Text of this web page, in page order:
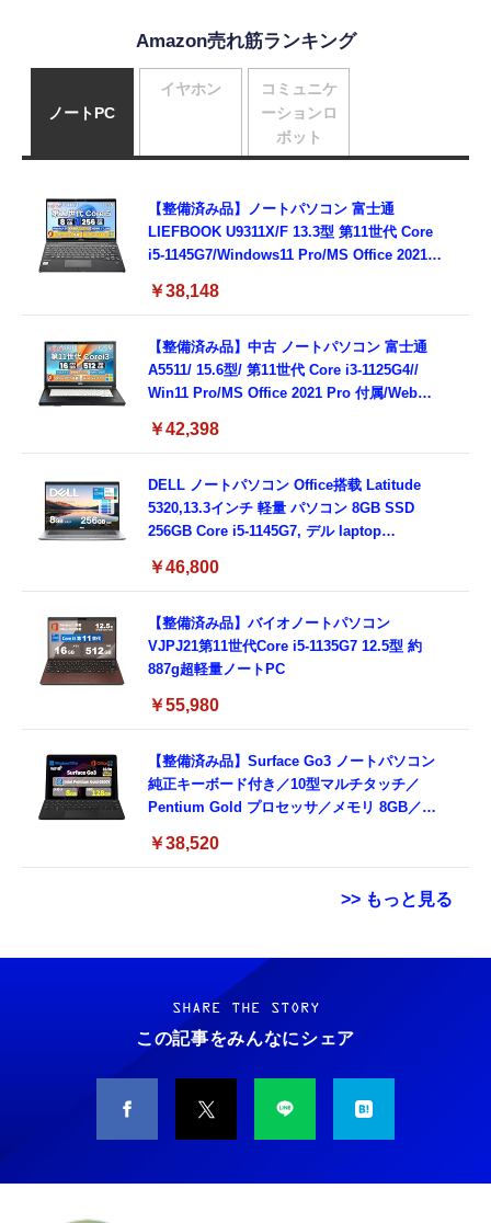
Amazon売れ筋ランキング
ノートPC
【整備済み品】ノートパソコン 富士通
LIEFBOOK U9311X/F 13.3型 第11世代 Core
i5-1145G7/Windows11 Pro/MS Office 2021搭
Type-C/360度回転対応/有線静音マウス付
8GB,SSD256GB)
￥38,148
【整備済み品】中古 ノートパソコン 富士通
A5511/ 15.6型/ 第11世代 Core i3-1125G4//
Win11 Pro/MS Office 2021 Pro 付属/Webカ
3.0)/ 有線静音マウス付属/ 180日保証（メモリ
￥42,398
DELL ノートパソコン Office搭载 Latitude
5320,13.3インチ 軽量 パソコン 8GB SSD
256GB Core i5-1145G7, デル laptop
ド付き (整備済み品)
￥46,800
【整備済み品】バイオノートパソコン
VJPJ21第11世代Core i5-1135G7 12.5型 約
887g超軽量ノートPC
￥55,980
【整備済み品】Surface Go3 ノートパソコン
純正キーボード付き／10型マルチタッチ／
Pentium Gold プロセッサ／メモリ 8GB／
Bluetooth5.0／USB-C／1080p顔認証カメラ
￥38,520
>> もっと見る
イヤホン
Grithope イヤホン タイプC【2026新モデル
耐久性】 有線イヤホン マイク付き HiFi音質
ノイズ低減 重低音 遅延なし
￥949
タイプc 寝ホンイヤホン 寝ホン type-c 有線
睡眠用イヤホン 【音質強化バージョン
￥2,199
コミュニケ
ーションロ
ボット
霊界コミュニケーションロボット BAKETAN
WARASHI ばけたん ワラシ 改 KAI
￥5,400
M10SR AIペット（コミュニケーションロボッ
ト）
SHARE THE STORY
この記事をみんなにシェア